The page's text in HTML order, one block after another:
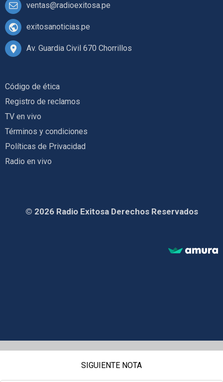
ventas@radioexitosa.pe
exitosanoticias.pe
Av. Guardia Civil 670 Chorrillos
Código de ética
Registro de reclamos
TV en vivo
Términos y condiciones
Políticas de Privacidad
Radio en vivo
© 2026 Radio Exitosa Derechos Reservados
SIGUIENTE NOTA